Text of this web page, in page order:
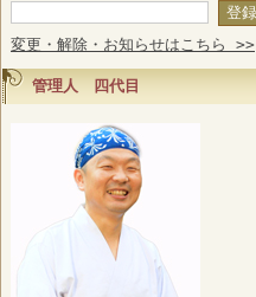
変更・解除・お知らせはこちら >>
管理人 四代目